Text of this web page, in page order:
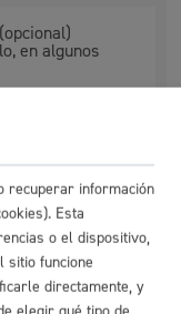
en algunos
la Ley
con el
8.2.3 de la
recuperar información
Esta
o el dispositivo,
sitio funcione
directamente, y